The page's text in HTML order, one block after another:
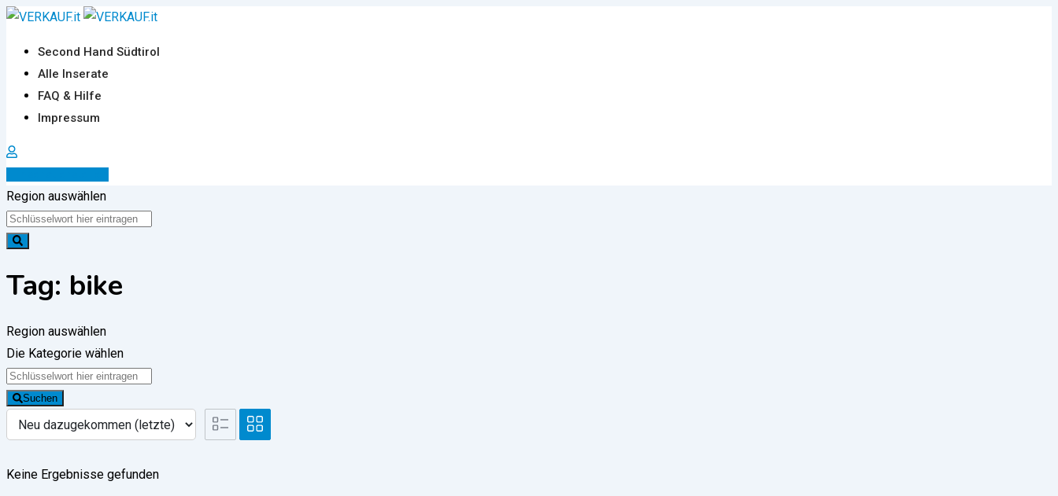
Zum
springen
Second Hand Südtirol
Alle Inserate
FAQ & Hilfe
Impressum
Region auswählen
Tag: bike
Region auswählen
Die Kategorie wählen
Suchen
Keine Ergebnisse gefunden